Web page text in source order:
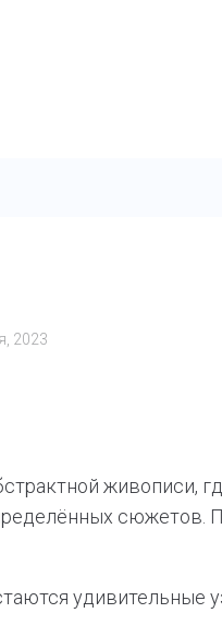
2023
живописи,
сюжетов.
удивительные